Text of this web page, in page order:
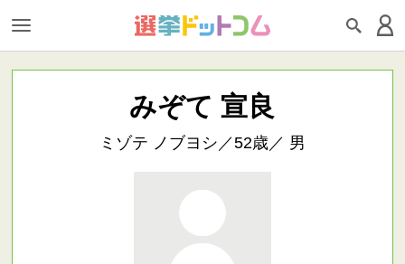
みぞて 宣良
ミゾテ ノブヨシ／52歳／ 男